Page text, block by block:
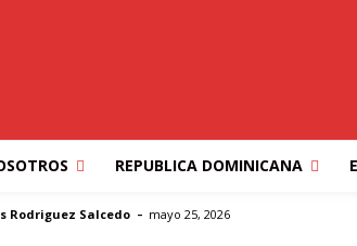
REPUBLICA DOMINICANA
Rodriguez Salcedo - mayo 25, 2026